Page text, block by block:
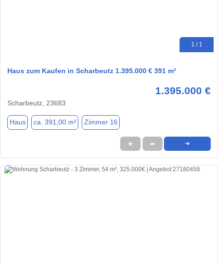
1 / 1
Haus zum Kaufen in Scharbeutz 1.395.000 € 391 m²
1.395.000 €
Scharbeutz, 23683
Haus ca. 391,00 m² Zimmer 16
★ ➦ ➜